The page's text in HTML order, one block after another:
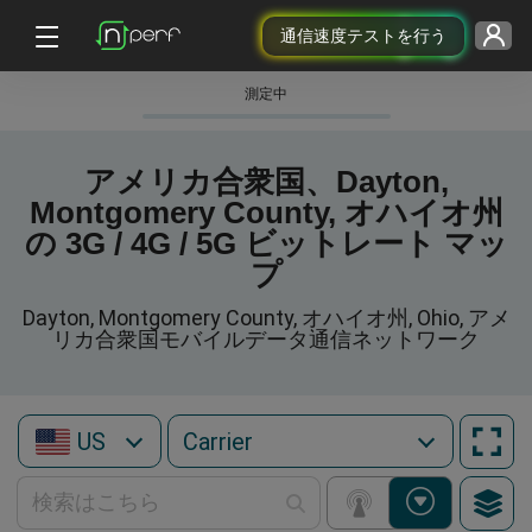
通信速度テストを行う
測定中
アメリカ合衆国、Dayton,
Montgomery County, オハイオ州
の 3G / 4G / 5G ビットレート マッ
プ
Dayton, Montgomery County, オハイオ州, Ohio, アメ
リカ合衆国モバイルデータ通信ネットワーク
US